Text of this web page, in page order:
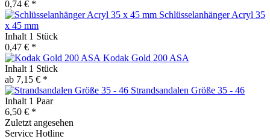
0,74 € *
Schlüsselanhänger Acryl 35
x 45 mm
Inhalt 1 Stück
0,47 € *
Kodak Gold 200 ASA
Inhalt 1 Stück
ab 7,15 € *
Strandsandalen Größe 35 - 46
Inhalt 1 Paar
6,50 € *
Zuletzt angesehen
Service Hotline